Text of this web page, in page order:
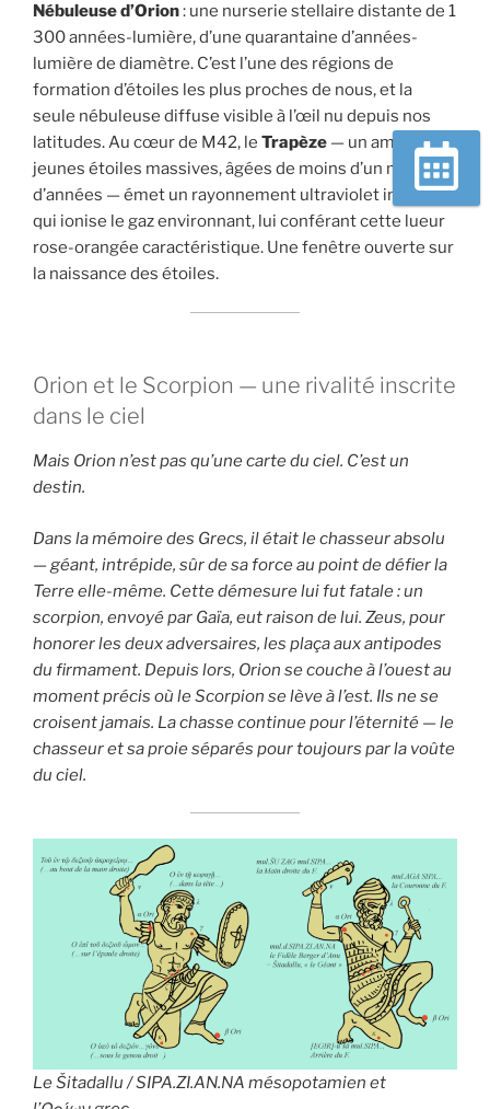
Réserver
Nébuleuse d’Orion: une nurserie stellaire distante de 1
300 années-lumière, d’une quarantaine d’années-
lumière de diamètre. C’est l’une des régions de
formation d’étoiles les plus proches de nous, et la
seule nébuleuse diffuse visible à l’œil nu depuis nos
latitudes. Au cœur de M42, le Trapèze — un amas de
jeunes étoiles massives, âgées de moins d’un million
d’années — émet un rayonnement ultraviolet intense
qui ionise le gaz environnant, lui conférant cette lueur
rose-orangée caractéristique. Une fenêtre ouverte sur
la naissance des étoiles.
Orion et le Scorpion — une rivalité inscrite
dans le ciel
Mais Orion n’est pas qu’une carte du ciel. C’est un
destin.
Dans la mémoire des Grecs, il était le chasseur absolu
— géant, intrépide, sûr de sa force au point de défier la
Terre elle-même. Cette démesure lui fut fatale : un
scorpion, envoyé par Gaïa, eut raison de lui. Zeus, pour
honorer les deux adversaires, les plaça aux antipodes
du firmament. Depuis lors, Orion se couche à l’ouest au
moment précis où le Scorpion se lève à l’est. Ils ne se
croisent jamais. La chasse continue pour l’éternité — le
chasseur et sa proie séparés pour toujours par la voûte
du ciel.
LeŠitadallu / SIPA.ZI.AN.NA mésopotamien et